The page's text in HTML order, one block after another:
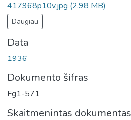
417968p10v.jpg (2.98 MB)
Daugiau
Data
1936
Dokumento šifras
Fg1-571
Skaitmenintas dokumentas